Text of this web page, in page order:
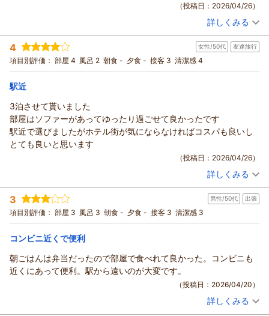
ご指摘いただきました「電車の音が聞こえる可能性」について
のご案内につきましては、今後の情報提供のあり方を見直す際
の貴重なご意見として参考にさせていただきます。また、お部
屋の空き状況によっては、できる限り線路から離れたお部屋を
ご用意できる場合もございますので、次回ご利用の際にはお気
軽にご相談ください。
貴重なご意見とともに、たくさんのお褒めのお言葉をいただ
じていただけるホテルを目指し、より快適にお過ごしいただけ
るよう努めてまいります。
またお迎えできます日を、スタッフ一同心よりお待ちしており
ます。
（返信日：2026/07/26）
「鶯谷に来るならおすすめ」とのお言葉を頂戴し、大変光栄に
また、お部屋の広さやソファ付きの客室についてご満足いただ
けたとのこと、快適にお過ごしいただけたようで何よりでござ
います。
当館では、価格以上の快適さを感じていただける滞在を目指し
ておりますので、このようなお言葉はスタッフ一同の大きな励
今後も清潔感・サービス・設備すべてにおいてご期待に沿える
よう努めてまいります。
またお近くにお越しの際は、ぜひホテルセレッソをご利用くだ
さいませ。
（返信日：2026/05/06）
（投稿日：2026/04/26）
投稿者： くろすとーくさん(男性/50代)
宿泊プラン： 【じゃらんのお得な10日間】お得なバリュープラン【素泊ま
り】
ダブル 食事なし
宿泊価格帯： 5,001～6,000円(大人一人あたり/税込)
この度はホテルセレッソをご利用いただき、誠にありがとうご
ざいました。
「予約のできる普通のホテル」とのお言葉、そして価格面につ
いてご評価いただきありがとうございます。
上野周辺と比較して当館の料金にご満足いただけたことを嬉し
今後は「普通」以上にご満足いただけるホテルを目指し、サー
ビス・設備ともにより一層改善に努めてまいります。
また東京へお越しの際は、ぜひホテルセレッソをご利用くださ
いませ。
スタッフ一同、心よりお待ちしております。
（返信日：2026/05/06）
詳しくみる
4 女性/50代 友達旅行
項目別評価： 部屋 4 風呂 2 朝食 - 夕食 - 接客 3 清潔感 4
駅近
3泊させて貰いました
部屋はソファーがあってゆったり過ごせて良かったです
駅近で選びましたがホテル街が気にならなければコスパも良いし
とても良いと思います
（投稿日：2026/04/26）
投稿者： ばいさん(女性/50代)
宿泊プラン： 【お得なバリュープラン】素泊まり 食事なし
宿泊価格帯： 4,001～5,000円(大人一人あたり/税込)
ホテル セレッソからの返信
この度はホテルセレッソに3泊のご宿泊をいただき、誠にあり
がとうございました。
お部屋のソファーでゆったりとお過ごしいただけたとのこと、
快適にお寛ぎいただけたようで、スタッフ一同何よりの励みと
詳しくみる
3 男性/50代 出張
項目別評価： 部屋 3 風呂 3 朝食 - 夕食 - 接客 3 清潔感 3
コンビニ近くで便利
朝ごはんは弁当だったので部屋で食べれて良かった。コンビニも
近くにあって便利。駅から遠いのが大変です。
（投稿日：2026/04/20）
詳しくみる